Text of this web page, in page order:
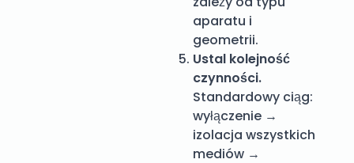
aparatu i
geometrii.
Ustal kolejność
czynności.
Standardowy ciąg:
wyłączenie →
izolacja wszystkich
mediów →